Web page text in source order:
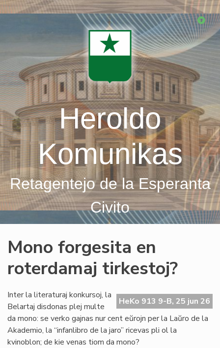
Skip
Heroldo
Komunikas
Retagentejo de la Esperanta
Civito
Mono forgesita en
roterdamaj tirkestoj?
HeKo 913 9-B, 25 jun 26
Inter la literaturaj konkursoj, la
Belartaj disdonas plej multe
da mono: se verko gajnas nur cent eŭrojn per la Laŭro de la
Akademio, la “infanlibro de la jaro” ricevas pli ol la
kvinoblon; de kie venas tiom da mono?